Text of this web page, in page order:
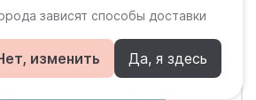
зависят способы доставки
изменить Да, я здесь